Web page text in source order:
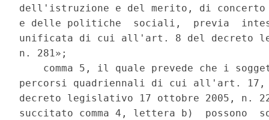
dell'istruzione e del merito, di
e delle politiche  sociali,  previa
unificata di cui all'art. 8 del decreto
n. 281»;
comma 5, il quale prevede che i
percorsi quadriennali di cui all'art. 17,
decreto legislativo 17 ottobre 2005, n.
succitato comma 4, lettera b)  possono